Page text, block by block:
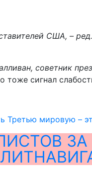
США, – ред.
советник
сигнал
Третью мировую –